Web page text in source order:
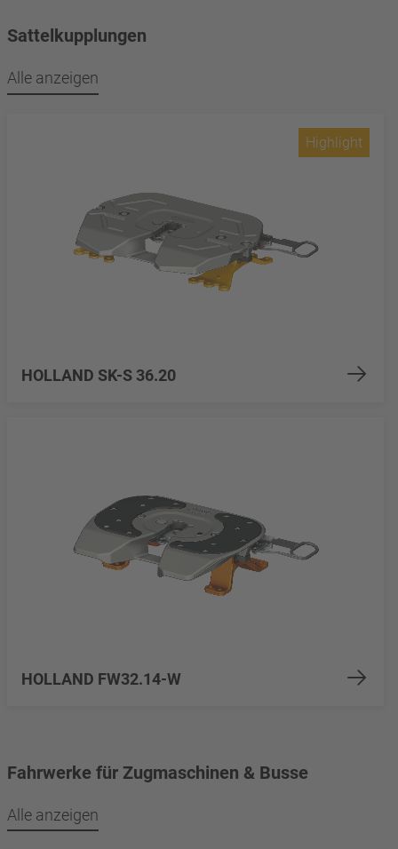
Sattelkupplungen
Alle anzeigen
HOLLAND SK-S 36.20
Highlight
HOLLAND FW32.14-W
Fahrwerke für Zugmaschinen & Busse
Alle anzeigen